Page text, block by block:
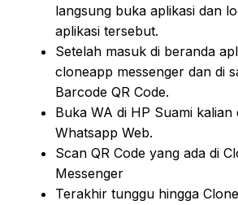
langsung buka aplikasi dan
aplikasi tersebut.
Setelah masuk di beranda
cloneapp messenger dan di
Barcode QR Code.
Buka WA di HP Suami
Whatsapp Web.
Scan QR Code yang ada di
Messenger
Terakhir tunggu hingga